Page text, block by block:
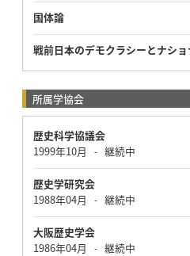
国体論
戦前日本のデモクラシーとナシ
所属学協会
歴史科学協議会
1999年10月
- 継続中
歴史学研究会
1988年04月
- 継続中
大阪歴史学会
1986年04月
- 継続中